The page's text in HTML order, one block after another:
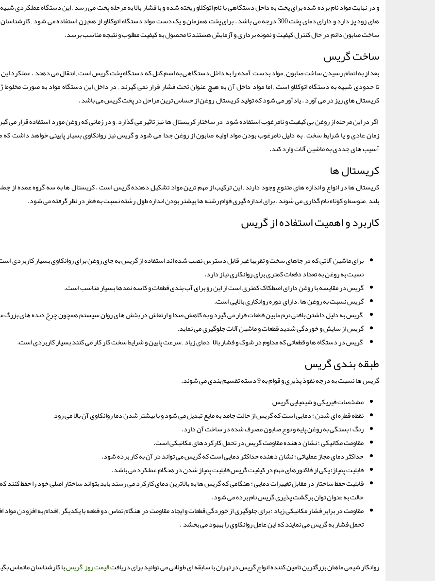
و در نهایت مواد نام برده شده برای پخت به داخل دستگاهی با نام اتوکلاو ریخته شده و با فشار بالا به مرحله پخت می رسد , این دستگاه عملکردی
های زود پز دارد و دارای دمای پخت 300 درجه می باشد . برای پخت همزمان و یک دست مواد دستگاه اتوکلاو, از هم زن استفاده می شود ,
ساخت صابون دائم در حال کنترل کیفیت و نمونه برداری و آزمایش هستند تا محصول به کیفیت مطلوب و نتیجه مناسب برسد.
ساخت گریس
بعد از به اتمام رسیدن ساخت صابون , مواد بدست آمده را به داخل دستگاهی به اسم کتل که دستگاه پخت گریس است , انتقال می دهند . عملکرد
تا حدودی شبیه به دستگاه اتوکلاو است , اما مواد داخل آن به هیچ عنوان تحت فشار قرار نمی گیرند , در داخل این دستگاه مواد به صورت مخلوط
کریستال های ریز در می آورد . یادآور می شود که تولید کریستال روغن از حساس ترین مراحل در پخت گریس می باشد .
اگر در این مرحله از روغن بی کیفیت و نامرغوب استفاده شود , در ساختار کریستال ها نیز تاثیر می گذارد , و در زمانی که روغن مورد استفاده قرار می
زمان عادی و یا شرایط سخت , به دلیل نامرغوب بودن مواد اولیه صابون از روغن جدا می شود و گریس نیز روانکاوی بسیار پایینی خواهد داشت که
آسیب های جددی به ماشین آلات وارد کند.
کریستال ها
کریستال ها در انواع و اندازه های متنوع وجود دارند , این ترکیب از مهم ترین مواد تشکیل دهنده گریس است . کریستال ها به سه گروه عمده از
بلند , متوسط و کوتاه نام گذاری می شوند . برای اندازه گیری قوام رشته ها بیشتر بودن اندازه طول رشته نسبت به قطر در نظر گرفته می شود.
کاربرد و اهمیت استفاده از گریس
برای ماشین آلاتی که در جاهای سخت و تقریبا غیر قابل دسترس نصب شده اند استفاده از گریس به جای روغن برای روانکاوی بسیار کاربردی
نسبت به روغن به تعداد دفعات کمتری برای روانکاری نیاز دارد.
گریس در مقایسه با روغن دارای اصطکاک کمتری است از این رو برای آب بندی قطعات و کاسه نمدها بسیار مناسب است.
گریس نسبت به روغن ها , دارای دوره روانکاری بالایی است.
گریس به دلیل داشتن بافتی نرم مابین قطعات قرار می گیرد و به کاهش صدا و ارتعاش در بخش های روان سیستم همچون چرخ دنده های
گریس از سایش و خوردگی شدید قطعات و ماشین آلات جلوگیری می نماید.
گریس در دستگاه ها و قطعاتی که مداوم در شوک و فشار بالا , دمای زیاد , سرعت پایین و شرایط سخت کار کار می کنند بسیار کاربردی است.
طبقه بندی گریس
گریس ها نسبت به درجه نفوذ پذیری و قوام به 9 دسته تقسیم بندی می شوند.
مشخصات فیریکی و شیمیایی گریس
نقطه قطره ای شدن ؛ دمایی است که گریس از حالت جامد به مایع تبدیل می شود و با بیشتر شدن دما روانکاوی آن بالا می رود
رنگ ؛ بستگی به روغن پایه و نوع صابون مصرف شده در ساخت آن دارد.
مقاومت مکانیکی ؛ نشان دهنده مقاومت گریس در تحمل کارکردهای مکانیکی است.
حداکثر دمای مجاز عملیاتی ؛ نشان دهنده حداکثر دمایی است که گریس می تواند در آن به کار برده شود.
قابلیت پمپاژ؛ یکی از فاکتورهای مهم در کیفیت گریس قابلیت پمپاژ شدن در هنگام عملکرد می باشد.
قابلیت حفظ ساختار در مقابل تغییرات دمایی ؛ هنگامی که گریس ها به بالاترین دمای کارکرد می رسند باید بتواند ساختار اصلی خود را حفظ کنند
حالت به عنوان توان برگشت پذیری گریس نام برده می شود.
مقاومت در برابر فشار مکانیکی زیاد ؛ برای جلوگیری از خوردگی قطعات و ایجاد مقاومت در هنگام تماس دو قطعه با یکدیگر , اقدام به افزودن مواد
تحمل فشار به گریس می نمایند که این عامل روانکاوی را بهبود می بخشد .
روانکار شیمی ماهان بزرگترین تامین کننده انواع گریس در تهران با سابقه ای طولانی می توانید برای دریافتقیمت روز گریسبا کارشناسان ماتماس